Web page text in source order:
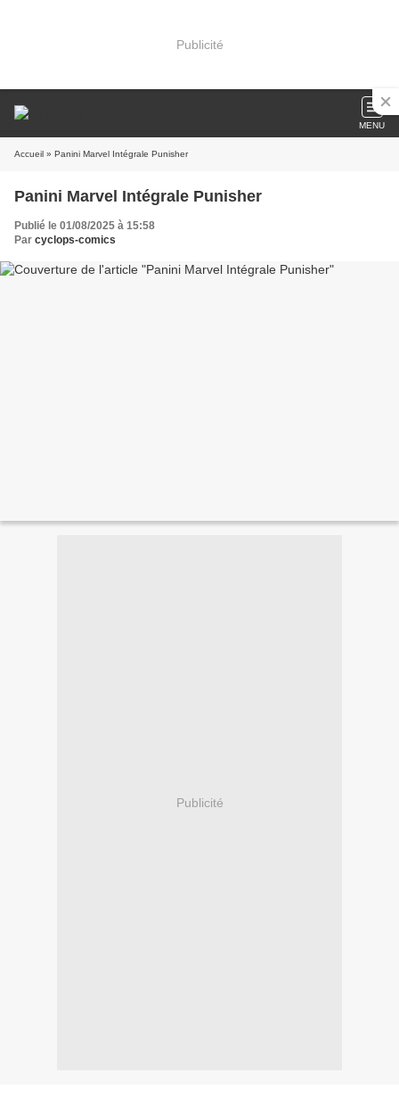
Publicité
MENU
Accueil » Panini Marvel Intégrale Punisher
Panini Marvel Intégrale Punisher
Publié le 01/08/2025 à 15:58
Par cyclops-comics
Publicité